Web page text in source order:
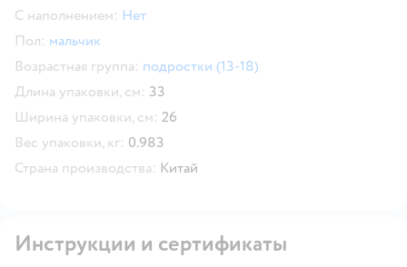
С наполнением: Нет
Пол: мальчик
Возрастная группа: подростки (13-18)
Длина упаковки, см: 33
Ширина упаковки, см: 26
Вес упаковки, кг: 0.983
Страна производства: Китай
Инструкции и сертификаты